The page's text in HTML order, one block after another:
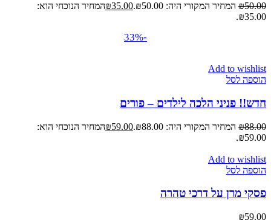
₪50.00 המחיר המקורי היה: ₪50.00. ₪35.00
המחיר הנוכחי הוא:
₪35.00.
-33%
Add to wishlist
הוספה לסל
חדש!! פניני הלכה לילדים – פורים
₪88.00 המחיר המקורי היה: ₪88.00. ₪59.00
המחיר הנוכחי הוא:
₪59.00.
Add to wishlist
הוספה לסל
פסקי מרן על דרכי טהרה
₪59.00